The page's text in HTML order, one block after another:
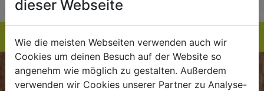
BIOKISTE
dieser Webseite
Wie die meisten Webseiten verwenden auch wir
Cookies um deinen Besuch auf der Website so
angenehm wie möglich zu gestalten. Außerdem
verwenden wir Cookies unserer Partner zu Analyse-